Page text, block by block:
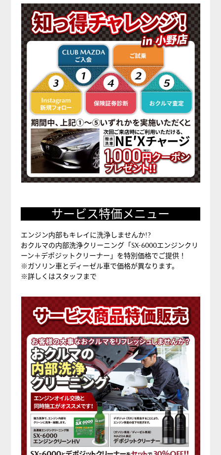
サービス特価メニュー
エンジン内部もキレイに洗浄しませんか!?
おクルマの内部洗浄クリーニング「SX-6000エンジンクリ
ーン＋デポジットクリーナー」を特別価格でご提供！
※ガソリン車とディーゼル車で価格が異なります。
※詳しくはスタッフまで